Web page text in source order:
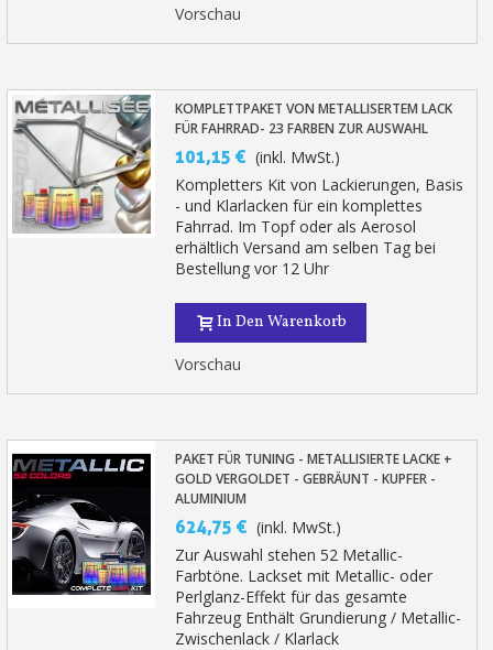
Vorschau
KOMPLETTPAKET VON METALLISERTEM LACK
FÜR FAHRRAD- 23 FARBEN ZUR AUSWAHL
101,15 € (inkl. MwSt.)
Kompletters Kit von Lackierungen, Basis
- und Klarlacken für ein komplettes
Fahrrad. Im Topf oder als Aerosol
erhältlich Versand am selben Tag bei
Bestellung vor 12 Uhr
In Den Warenkorb
Vorschau
PAKET FÜR TUNING - METALLISIERTE LACKE +
GOLD VERGOLDET - GEBRÄUNT - KUPFER -
ALUMINIUM
624,75 € (inkl. MwSt.)
Zur Auswahl stehen 52 Metallic-
Farbtöne. Lackset mit Metallic- oder
Perlglanz-Effekt für das gesamte
Fahrzeug Enthält Grundierung / Metallic-
Zwischenlack / Klarlack